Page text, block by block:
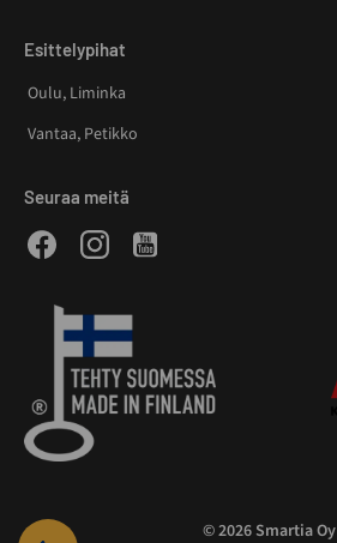
Esittelypihat
Oulu, Liminka
Vantaa, Petikko
Seuraa meitä
FacebookInstagramYoutube
© 2026 Smartia Oy